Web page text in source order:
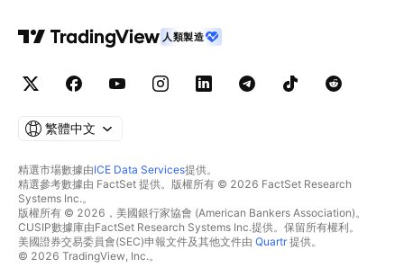
人類製造
繁體中文
精選市場數據由ICE Data Services提供。
精選參考數據由 FactSet 提供。版權所有 © 2026 FactSet Research
Systems Inc.。
版權所有 © 2026，美國銀行家協會 (American Bankers Association)。
CUSIP數據庫由FactSet Research Systems Inc.提供。保留所有權利。
美國證券交易委員會(SEC)申報文件及其他文件由 Quartr提供。
© 2026 TradingView, Inc.。